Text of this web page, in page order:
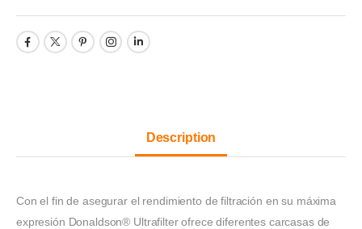
Description
Con el fin de asegurar el rendimiento de filtración en su máxima
expresión Donaldson® Ultrafilter ofrece diferentes carcasas de